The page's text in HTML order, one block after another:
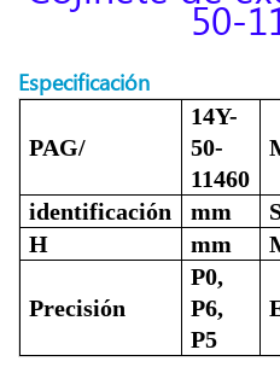
50-
Especificación
PAG/
14Y-
50-
11460
identificación mm
H
mm
Precisión
P0,
P6,
P5